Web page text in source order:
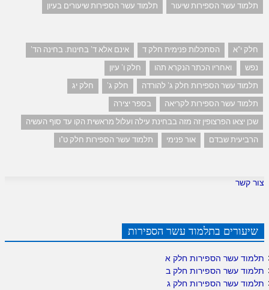
תלמוד עשר הספירות שיעור
תלמוד עשר הספירות שיעורים בעיון
חלק י"א הסתכלות פנימית חלק ד
אינם אלא ד' בחינות. בחינה הד'
נפש
ואחריו הכתר הנקרא תהו
חלק ו' עיון
תלמוד עשר הספירות חלק ג' להורדה
חלק ג'
חלק יג
תלמוד עשר הספירות לקריאה
בספר יצירה
שכן יצאו הפרצופין זה מזה בבחינת עילה ועלול מראשית הקו עד סוף העשיה
הרביעית שבדם
אור פנימי תלמוד עשר הספירות חלק ט"ו
צור קשר
שיעורים בתלמוד עשר הספירות
תלמוד עשר הספירות חלק א
תלמוד עשר הספירות חלק ב
תלמוד עשר הספירות חלק ג